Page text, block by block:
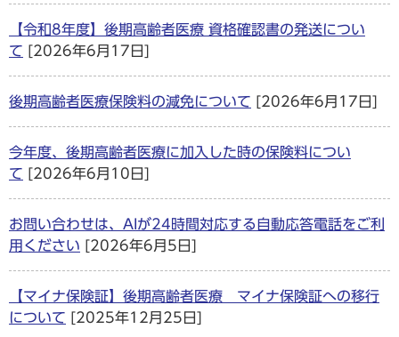
【令和8年度】後期高齢者医療 資格確認書の発送につい
て [2026年6月17日]
後期高齢者医療保険料の減免について [2026年6月17日]
今年度、後期高齢者医療に加入した時の保険料につい
て [2026年6月10日]
お問い合わせは、AIが24時間対応する自動応答電話をご利
用ください [2026年6月5日]
【マイナ保険証】後期高齢者医療 マイナ保険証への移行
について [2025年12月25日]